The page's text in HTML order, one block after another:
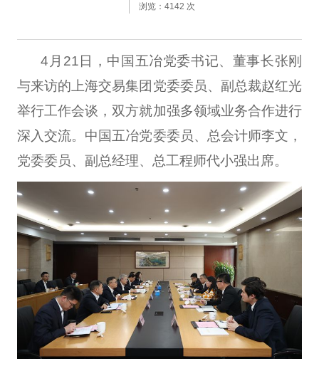
浏览：4142 次
4月21日，中国五冶党委书记、董事长张刚
与来访的上海交易集团党委委员、副总裁赵红光
举行工作会谈，双方就加强多领域业务合作进行
深入交流。中国五冶党委委员、总会计师李文，
党委委员、副总经理、总工程师代小强出席。